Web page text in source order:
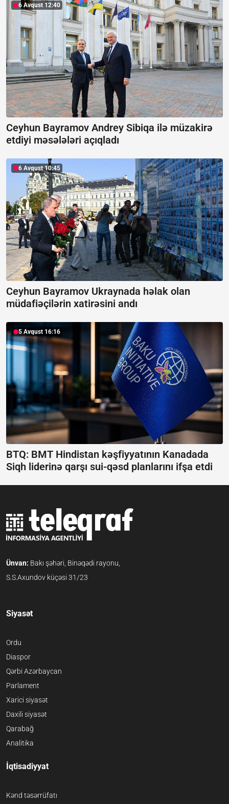
6 Avqust 12:40
Ceyhun Bayramov Andrey Sibiqa ilə müzakirə
etdiyi məsələləri açıqladı
6 Avqust 10:45
Ceyhun Bayramov Ukraynada həlak olan
müdafiəçilərin xatirəsini andı
5 Avqust 16:16
BTQ: BMT Hindistan kəşfiyyatının Kanadada
Siqh liderinə qarşı sui-qəsd planlarını ifşa etdi
Ünvan: Bakı şəhəri, Binəqədi rayonu,
S.S.Axundov küçəsi 31/23
Siyasət
Ordu
Diaspor
Qərbi Azərbaycan
Parlament
Xarici siyasət
Daxili siyasət
Qarabağ
Analitika
İqtisadiyyat
Kənd təsərrüfatı